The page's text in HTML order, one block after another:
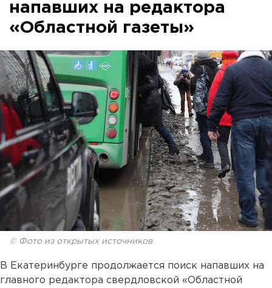
напавших на редактора
«Областной газеты»
© Фото из открытых источников
В Екатеринбурге продолжается поиск напавших на
главного редактора свердловской «Областной